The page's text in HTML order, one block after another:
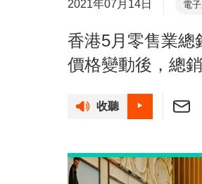
2021年07月14日 電
香港5月零售業總
價格變動後，總
收聽